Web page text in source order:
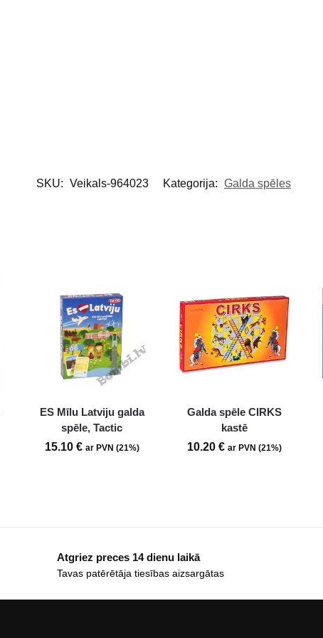
SKU: Veikals-964023 Kategorija: Galda spēles
ES Mīlu Latviju galda
spēle, Tactic
15.10 € ar PVN (21%)
Galda spēle CIRKS
kastē
10.20 € ar PVN (21%)
Atgriez preces 14 dienu laikā
Tavas patērētāja tiesības aizsargātas